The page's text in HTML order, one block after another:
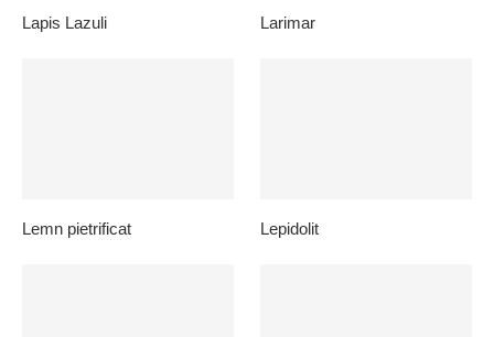
Lapis Lazuli Larimar
Lemn pietrificat Lepidolit